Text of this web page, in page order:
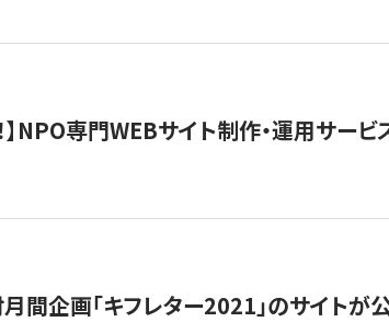
】NPO専門WEBサイト制作・運用サー
間企画「キフレター2021」のサイトが